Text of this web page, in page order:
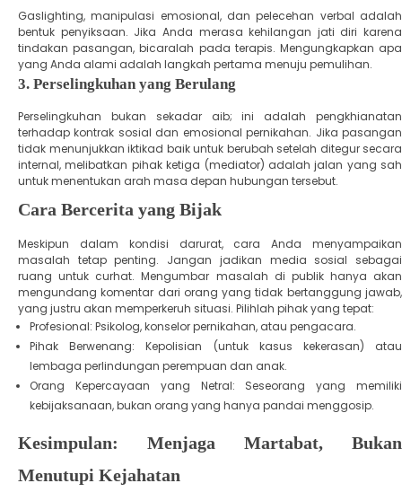
​Gaslighting, manipulasi emosional, dan pelecehan verbal adalah
bentuk penyiksaan. Jika Anda merasa kehilangan jati diri karena
tindakan pasangan, bicaralah pada terapis. Mengungkapkan apa
yang Anda alami adalah langkah pertama menuju pemulihan.
​3. Perselingkuhan yang Berulang
​Perselingkuhan bukan sekadar aib; ini adalah pengkhianatan
terhadap kontrak sosial dan emosional pernikahan. Jika pasangan
tidak menunjukkan iktikad baik untuk berubah setelah ditegur secara
internal, melibatkan pihak ketiga (mediator) adalah jalan yang sah
untuk menentukan arah masa depan hubungan tersebut.
​Cara Bercerita yang Bijak
​Meskipun dalam kondisi darurat, cara Anda menyampaikan
masalah tetap penting. Jangan jadikan media sosial sebagai
ruang untuk curhat. Mengumbar masalah di publik hanya akan
mengundang komentar dari orang yang tidak bertanggung jawab,
yang justru akan memperkeruh situasi. ​Pilihlah pihak yang tepat:
​Profesional: Psikolog, konselor pernikahan, atau pengacara.
​Pihak Berwenang: Kepolisian (untuk kasus kekerasan) atau
lembaga perlindungan perempuan dan anak.
​Orang Kepercayaan yang Netral: Seseorang yang memiliki
kebijaksanaan, bukan orang yang hanya pandai menggosip.
​Kesimpulan: Menjaga Martabat, Bukan
Menutupi Kejahatan